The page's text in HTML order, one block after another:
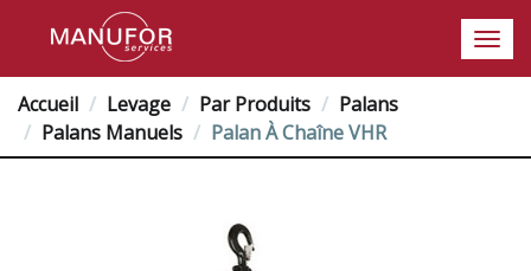
Accueil Levage Par Produits
Palans
Palans Manuels
Palan À Chaîne VHR